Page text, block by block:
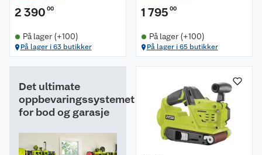
2 390 00
På lager (+100)
På lager i 63 butikker
1 795 00
På lager (+100)
På lager i 65 butikker
Det ultimate
oppbevaringssystemet
for bod og garasje